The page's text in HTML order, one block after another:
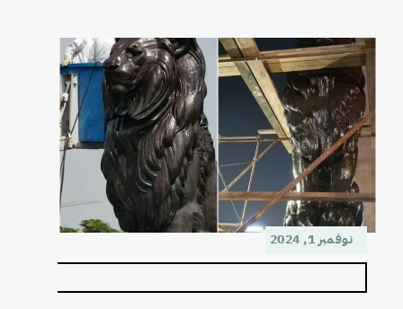
نوفمبر 1, 2024